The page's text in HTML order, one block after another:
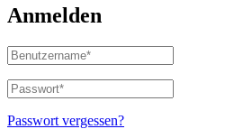
Anmelden
Benutzername
oder
E-
Mail-
Adresse*
Passwort*
Erforderlich
Passwort vergessen?